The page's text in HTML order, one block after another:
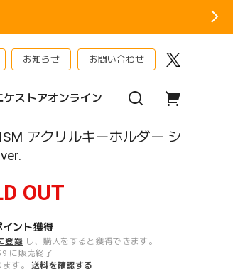
お知らせ お問い合わせ
ケストアオンライン
アクリルキーホルダー シ
OUT
ント獲得
登録 し、購入をすると獲得できます。
に販売終了
す。
送料を確認する